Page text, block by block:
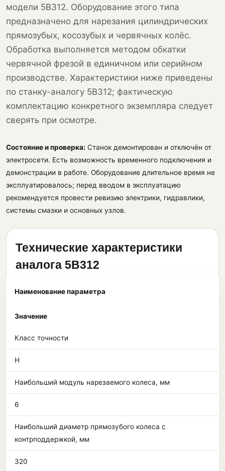
модели 5В312. Оборудование этого типа
предназначено для нарезания цилиндрических
прямозубых, косозубых и червячных колёс.
Обработка выполняется методом обкатки
червячной фрезой в единичном или серийном
производстве. Характеристики ниже приведены
по станку-аналогу 5В312; фактическую
комплектацию конкретного экземпляра следует
сверять при осмотре.
Состояние и проверка: Станок демонтирован и отключён от
электросети. Есть возможность временного подключения и
демонстрации в работе. Оборудование длительное время не
эксплуатировалось; перед вводом в эксплуатацию
рекомендуется провести ревизию электрики, гидравлики,
системы смазки и основных узлов.
Технические характеристики
аналога 5В312
Наименование параметра
Значение
Класс точности
Н
Наибольший модуль нарезаемого колеса, мм
6
Наибольший диаметр прямозубого колеса с
контрподдержкой, мм
320